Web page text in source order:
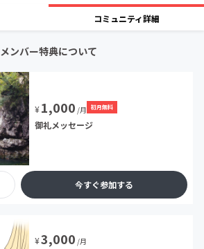
コミュニティ詳細
メンバー特典について
¥1,000 /月 初月無料
御礼メッセージ
今すぐ参加する
¥3,000 /月